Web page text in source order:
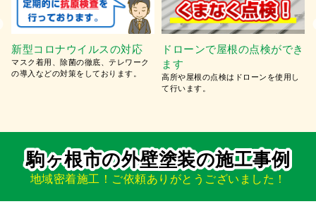
外壁塗装・屋根塗装の相場
外壁塗装の相場価格を調べてみまし
た。相場よりも低価格な塗装工事が可
カラーシミュレーション対応
塗装前に色のイメージをシミュレーシ
ョン。最大5色まで無料でご提示いたし
ます。
駒ヶ根市の外壁塗装の施工事例
地域密着施工！ご依頼ありがとうございました！